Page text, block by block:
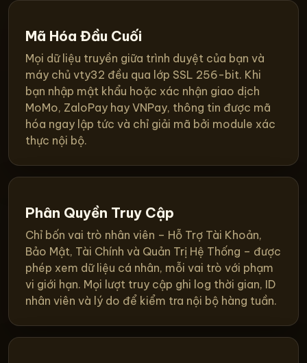
Mã Hóa Đầu Cuối
Mọi dữ liệu truyền giữa trình duyệt của bạn và
máy chủ vty32 đều qua lớp SSL 256-bit. Khi
bạn nhập mật khẩu hoặc xác nhận giao dịch
MoMo, ZaloPay hay VNPay, thông tin được mã
hóa ngay lập tức và chỉ giải mã bởi module xác
thực nội bộ.
Phân Quyền Truy Cập
Chỉ bốn vai trò nhân viên – Hỗ Trợ Tài Khoản,
Bảo Mật, Tài Chính và Quản Trị Hệ Thống – được
phép xem dữ liệu cá nhân, mỗi vai trò với phạm
vi giới hạn. Mọi lượt truy cập ghi log thời gian, ID
nhân viên và lý do để kiểm tra nội bộ hàng tuần.